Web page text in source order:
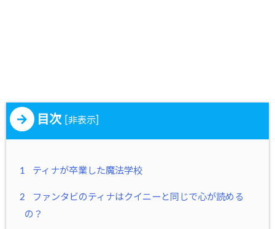
目次 非表示
1 ティナが卒業した魔法学校
2
ファンタビのティナはクイニーと同じで心が読める
の？